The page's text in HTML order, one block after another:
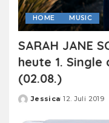
HOME MUSIC
SARAH JANE
heute 1. Single
(02.08.)
Posted
Jessica 12. Juli 2019